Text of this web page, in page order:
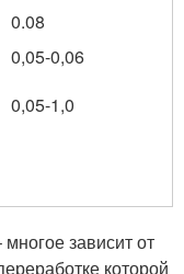
0.08
0,05-0,06
0,05-1,0
зависит от
которой